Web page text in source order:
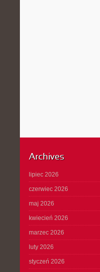
Archives
lipiec 2026
czerwiec 2026
maj 2026
kwiecień 2026
marzec 2026
luty 2026
styczeń 2026